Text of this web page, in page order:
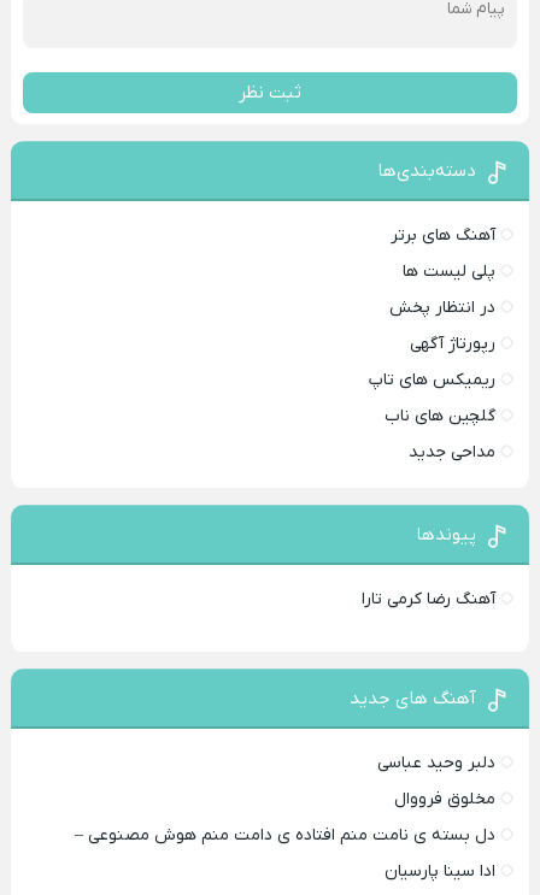
ثبت نظر
دسته‌بندی‌ها
آهنگ های برتر
پلی لیست ها
در انتظار پخش
رپورتاژ آگهی
ریمیکس های تاپ
گلچین های ناب
مداحی جدید
پیوندها
آهنگ رضا کرمی تارا
آهنگ های جدید
دلبر وحید عباسی
مخلوق فرووال
دل بسته ی نامت منم افتاده ی دامت منم هوش مصنوعی –
ادا سینا پارسیان